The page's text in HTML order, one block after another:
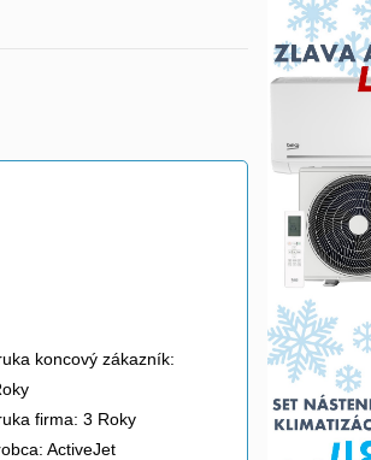
koncový zákazník:
firma: 3 Roky
ActiveJet